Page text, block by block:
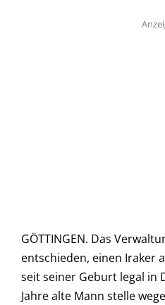
GÖTTINGEN. Das
entschieden, einen Iraker
seit seiner Geburt legal in
Jahre alte Mann stelle